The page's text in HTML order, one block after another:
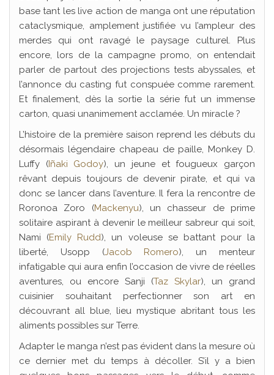
base tant les live action de manga ont une réputation
cataclysmique, amplement justifiée vu l’ampleur des
merdes qui ont ravagé le paysage culturel. Plus
encore, lors de la campagne promo, on entendait
parler de partout des projections tests abyssales, et
l’annonce du casting fut conspuée comme rarement.
Et finalement, dès la sortie la série fut un immense
carton, quasi unanimement acclamée. Un miracle ?
L’histoire de la première saison reprend les débuts du
désormais légendaire chapeau de paille, Monkey D.
Luffy (Iñaki Godoy), un jeune et fougueux garçon
rêvant depuis toujours de devenir pirate, et qui va
donc se lancer dans l’aventure. Il fera la rencontre de
Roronoa Zoro (Mackenyu), un chasseur de prime
solitaire aspirant à devenir le meilleur sabreur qui soit,
Nami (Emily Rudd), un voleuse se battant pour la
liberté, Usopp (Jacob Romero), un menteur
infatigable qui aura enfin l’occasion de vivre de réelles
aventures, ou encore Sanji (Taz Skylar), un grand
cuisinier souhaitant perfectionner son art en
découvrant all blue, lieu mystique abritant tous les
aliments possibles sur Terre.
Adapter le manga n’est pas évident dans la mesure où
ce dernier met du temps à décoller. S’il y a bien